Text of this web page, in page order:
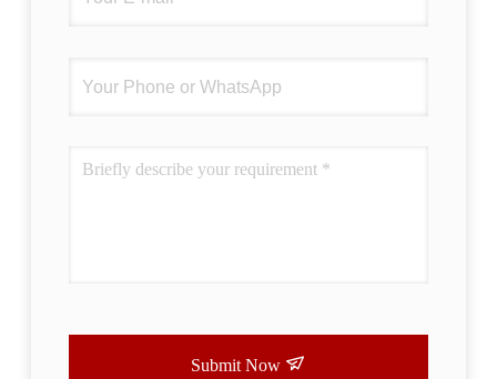
Submit Now